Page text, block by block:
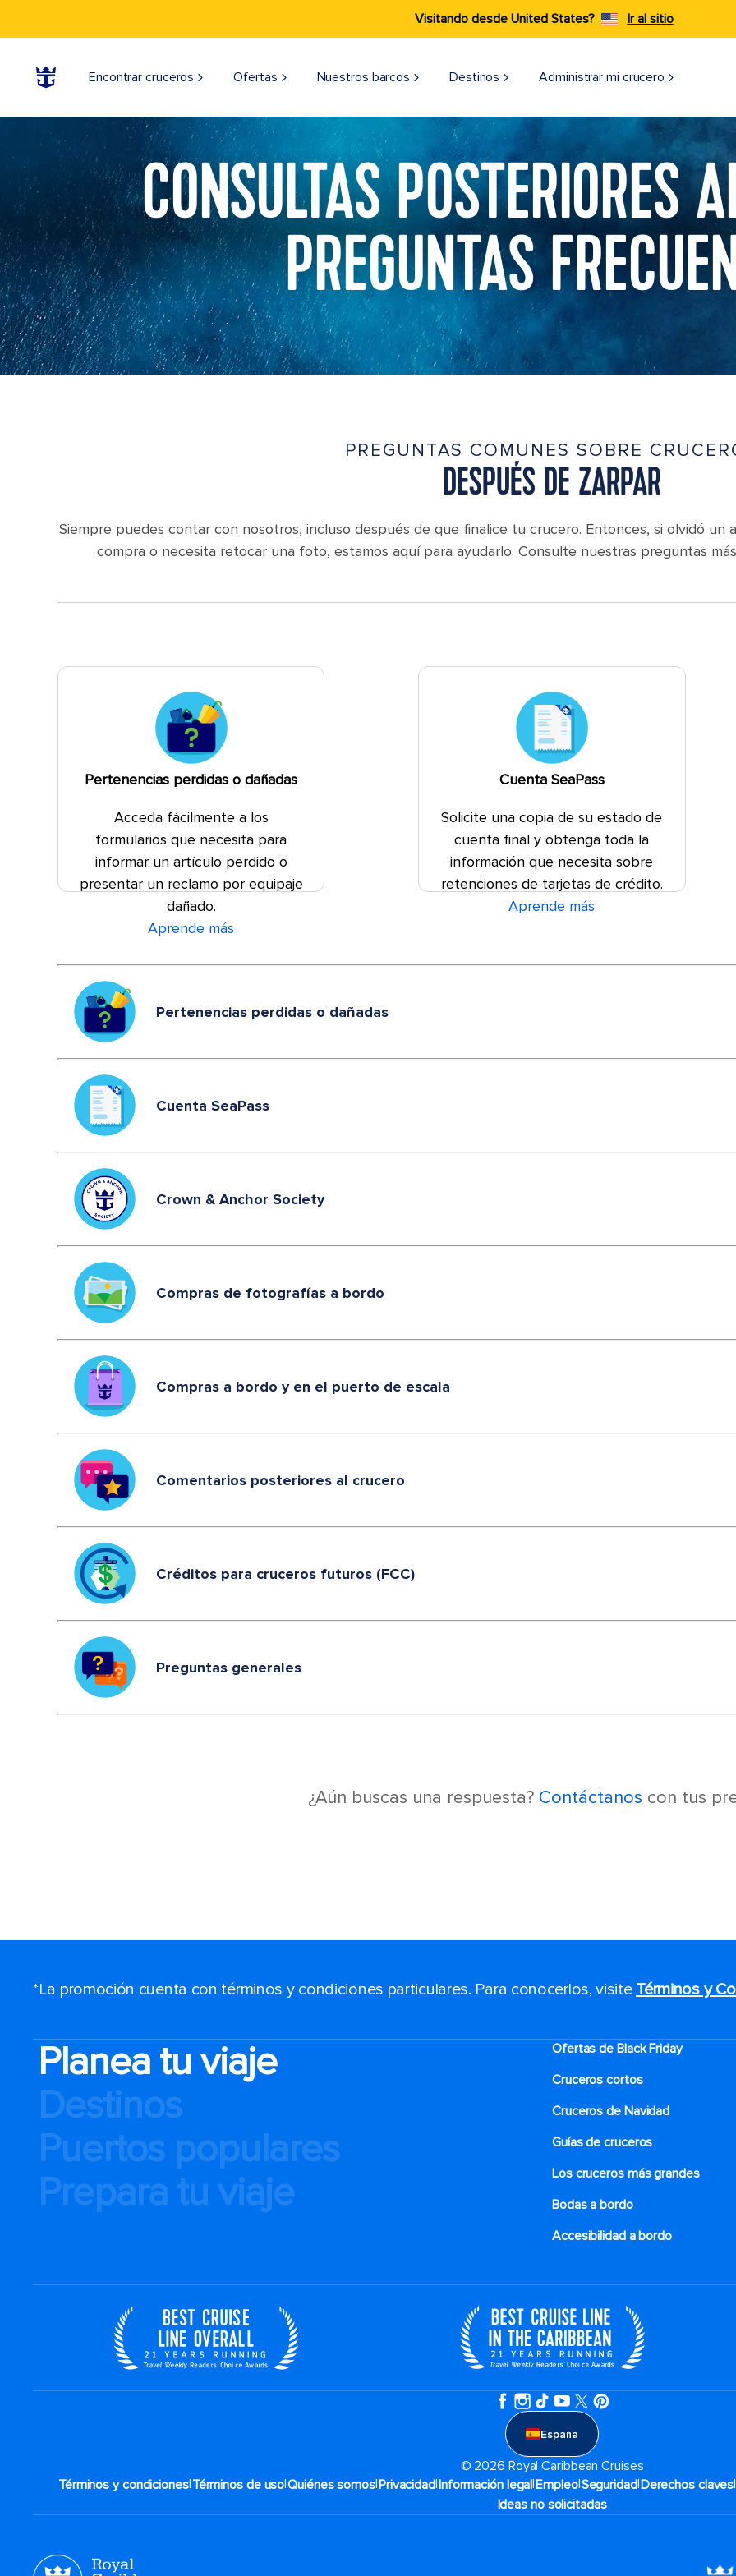
Visitando desde United States? Ir al sitio
Encontrar cruceros Ofertas Nuestros barcos Destinos Administrar mi crucero
CONSULTAS POSTERIORES
PREGUNTAS
PREGUNTAS COMUNES SOBRE
DESPUÉS DE ZARPAR
Siempre puedes contar con nosotros, incluso después de que finalice tu crucero. Entonces, si olvidó
compra o necesita retocar una foto, estamos aquí para ayudarlo. Consulte nuestras preguntas
Pertenencias perdidas o dañadas
Acceda fácilmente a los
formularios que necesita para
informar un artículo perdido o
presentar un reclamo por equipaje
dañado.
Aprende más
Cuenta SeaPass
Solicite una copia de su estado de
cuenta final y obtenga toda la
información que necesita sobre
retenciones de tarjetas de crédito.
Aprende más
Pertenencias perdidas o dañadas
Cuenta SeaPass
Crown & Anchor Society
Compras de fotografías a bordo
Compras a bordo y en el puerto de escala
Comentarios posteriores al crucero
Créditos para cruceros futuros (FCC)
Preguntas generales
¿Aún buscas una respuesta? Contáctanos con tus
*La promoción cuenta con términos y condiciones particulares. Para conocerlos, visite Términos y
Planea tu viaje
Destinos
Puertos populares
Prepara tu viaje
Ofertas de Black Friday
Cruceros cortos
Cruceros de Navidad
Guías de cruceros
Los cruceros más grandes
Bodas a bordo
Accesibilidad a bordo
España
© 2026 Royal Caribbean Cruises
Términos y condiciones|Términos de uso|Quiénes somos|Privacidad|Información legal|Empleo|Seguridad|Derechos claves|
Ideas no solicitadas